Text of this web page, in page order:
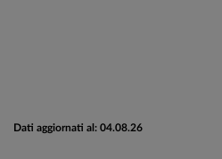
Dati aggiornati al: 04.08.26